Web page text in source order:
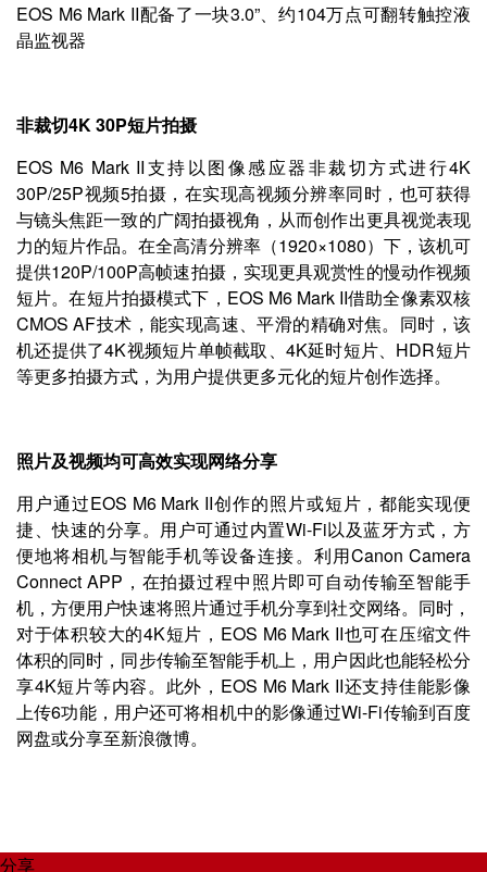
EOS M6 Mark II配备了一块3.0”、约104万点可翻转触控液
晶监视器
非裁切4K 30P短片拍摄
EOS M6 Mark II支持以图像感应器非裁切方式进行4K
30P/25P视频5拍摄，在实现高视频分辨率同时，也可获得
与镜头焦距一致的广阔拍摄视角，从而创作出更具视觉表现
力的短片作品。在全高清分辨率（1920×1080）下，该机可
提供120P/100P高帧速拍摄，实现更具观赏性的慢动作视频
短片。在短片拍摄模式下，EOS M6 Mark II借助全像素双核
CMOS AF技术，能实现高速、平滑的精确对焦。同时，该
机还提供了4K视频短片单帧截取、4K延时短片、HDR短片
等更多拍摄方式，为用户提供更多元化的短片创作选择。
照片及视频均可高效实现网络分享
用户通过EOS M6 Mark II创作的照片或短片，都能实现便
捷、快速的分享。用户可通过内置Wi-Fi以及蓝牙方式，方
便地将相机与智能手机等设备连接。利用Canon Camera
Connect APP，在拍摄过程中照片即可自动传输至智能手
机，方便用户快速将照片通过手机分享到社交网络。同时，
对于体积较大的4K短片，EOS M6 Mark II也可在压缩文件
体积的同时，同步传输至智能手机上，用户因此也能轻松分
享4K短片等内容。此外，EOS M6 Mark II还支持佳能影像
上传6功能，用户还可将相机中的影像通过Wi-Fi传输到百度
网盘或分享至新浪微博。
分享